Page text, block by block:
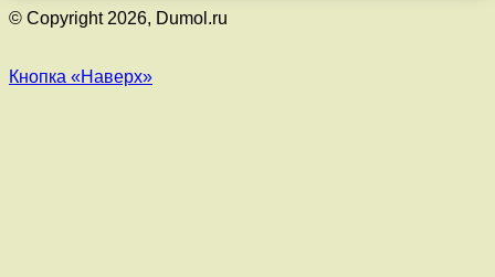
© Copyright 2026, Dumol.ru
Кнопка «Наверх»